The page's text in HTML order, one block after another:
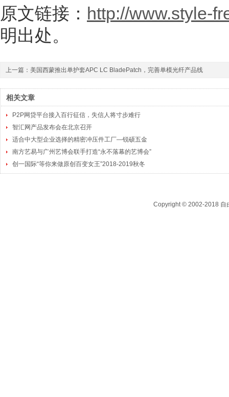
原文链接： http://www.style-
明出处。
上一篇： 美国西蒙推出单护套APC LC BladePatch，完善单模光纤产品线
相关文章
P2P网贷平台接入百行征信，失信人将寸步难行
智汇网产品发布会在北京召开
适合中大型企业选择的精密冲压件工厂—锐硕五金
南方艺易与广州艺博会联手打造“永不落幕的艺博会”
创一国际“等你来做原创百变女王”2018-2019秋冬
Copyright © 2002-2018 自